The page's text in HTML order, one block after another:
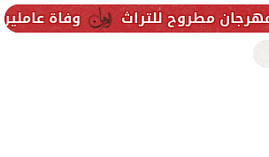
وفاة عاملين متأثرين